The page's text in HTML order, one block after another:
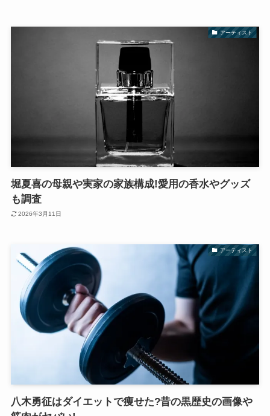
アーティスト
堀夏喜の母親や実家の家族構成!愛用の香水やグッズ
も調査
2026年3月11日
アーティスト
八木勇征はダイエットで痩せた?昔の黒歴史の画像や